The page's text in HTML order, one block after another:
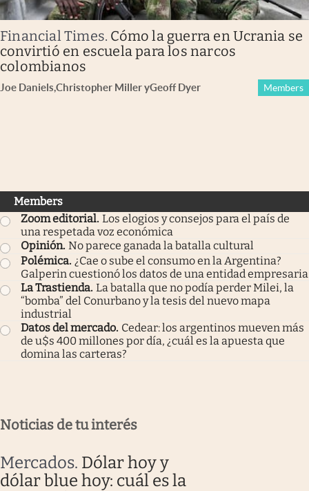
Financial Times. Cómo la guerra en Ucrania se
convirtió en escuela para los narcos
colombianos
Joe Daniels,Christopher MilleryGeoff Dyer Members
Members
Zoom editorial. Los elogios y consejos para el país de
una respetada voz económica
Opinión. No parece ganada la batalla cultural
Polémica. ¿Cae o sube el consumo en la Argentina?
Galperin cuestionó los datos de una entidad empresaria
La Trastienda. La batalla que no podía perder Milei, la
“bomba” del Conurbano y la tesis del nuevo mapa
industrial
Datos del mercado. Cedear: los argentinos mueven más
de u$s 400 millones por día, ¿cuál es la apuesta que
domina las carteras?
Noticias de tu interés
Mercados. Dólar hoy y
dólar blue hoy: cuál es la